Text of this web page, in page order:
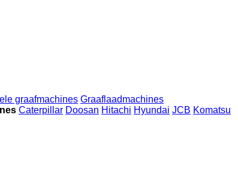
graafmachines Graaflaadmachines
Caterpillar Doosan Hitachi Hyundai JCB Komatsu